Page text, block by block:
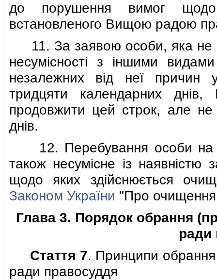
до порушення вимог
встановленого Вищою радою
11. За заявою особи, яка не
несумiсностi з iншими
незалежних вiд неї причин
тридцяти календарних
продовжити цей строк, але
днiв.
12. Перебування особи на
також несумiсне iз наявнiстю
щодо яких здiйснюється
Законом України "Про
Глава 3. Порядок обрання
ради
Стаття 7. Принципи
ради правосуддя